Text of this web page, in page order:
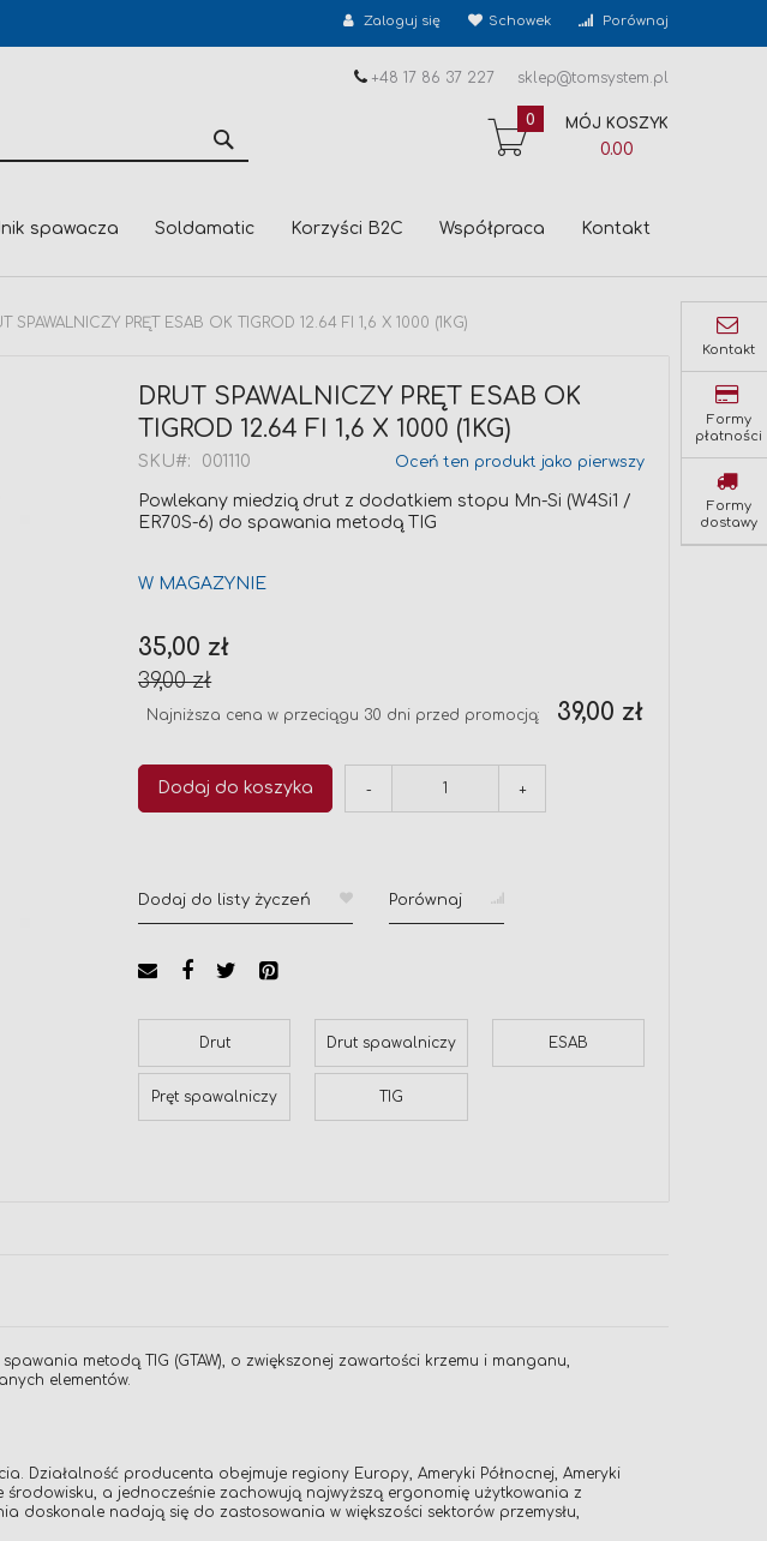
Zaloguj się Schowek Porównaj
+48 17 86 37 227 sklep@tomsystem.pl
MÓJ KOSZYK
0.00
0
spawacza Soldamatic Korzyści B2C Współpraca Kontakt
SPAWALNICZY PRĘT ESAB OK TIGROD 12.64 FI 1,6 X 1000 (1KG)
DRUT SPAWALNICZY PRĘT ESAB OK
TIGROD 12.64 FI 1,6 X 1000 (1KG)
SKU 001110 Oceń ten produkt jako pierwszy
Powlekany miedzią drut z dodatkiem stopu Mn-Si (W4Si1 /
ER70S-6) do spawania metodą TIG
W MAGAZYNIE
Cena
promocyjna
35,00 zł
39,00 zł
Najniższa cena w przeciągu 30 dni przed promocją: 39,00 zł
Dodaj do koszyka - +
Dodaj do listy życzeń Porównaj
Drut Drut spawalniczy ESAB
Pręt spawalniczy TIG
metodą TIG (GTAW), o zwiększonej zawartości krzemu i manganu,
elementów.
Działalność producenta obejmuje regiony Europy, Ameryki Północnej, Ameryki
środowisku, a jednocześnie zachowują najwyższą ergonomię użytkowania z
doskonale nadają się do zastosowania w większości sektorów przemysłu,
Kontakt
Formy
płatności
Formy
dostawy